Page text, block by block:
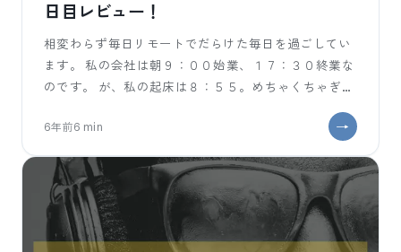
日目レビュー！
相変わらず毎日リモートでだらけた毎日を過ごしてい
ます。 私の会社は朝９：００始業、１７：３０終業な
のです。 が、私の起床は８：５５。めちゃくちゃぎり
ぎりです。 そのあとトイレに行って、顔洗って歯を磨
6年前6 min